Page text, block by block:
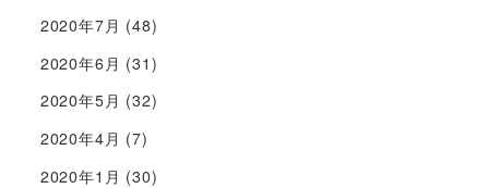
2020年7月 (48)
2020年6月 (31)
2020年5月 (32)
2020年4月 (7)
2020年1月 (30)